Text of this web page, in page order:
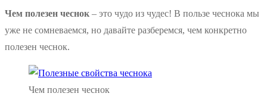
Чем полезен чеснок – это чудо из чудес! В пользе чеснока мы
уже не сомневаемся, но давайте разберемся, чем конкретно
полезен чеснок.
Чем полезен чеснок